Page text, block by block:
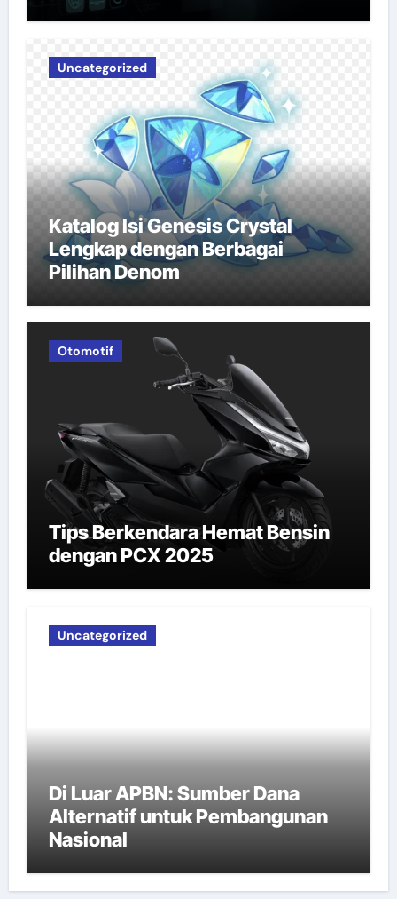
Uncategorized
Katalog Isi Genesis Crystal
Lengkap dengan Berbagai
Pilihan Denom
Otomotif
Tips Berkendara Hemat Bensin
dengan PCX 2025
Uncategorized
Di Luar APBN: Sumber Dana
Alternatif untuk Pembangunan
Nasional